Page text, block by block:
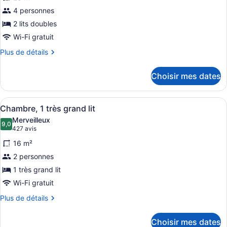
ce
type
de
chambre :
Chambre,
doubles,
accessible
aux
personnes
à
mobilité
réduite
4 personnes
2 lits doubles
Wi-Fi gratuit
Plus de détails
Plus
Chambre,
lits
doubles,
accessible
personnes
mobilité
réduite
Choisir mes dates
Afficher
toutes
les
photos
pour
ce
type
de
chambre :
Une chambre d’hôtel moderne
4
Chambre, 1 très grand lit
9,09,0 sur 10
Merveilleux
427 avis
(427 avis)
16 m²
2 personnes
1 très grand lit
Wi-Fi gratuit
Plus de détails
Plus
Choisir mes dates